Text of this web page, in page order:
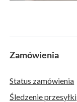
Zamówienia
Status zamówienia
Śledzenie przesyłki